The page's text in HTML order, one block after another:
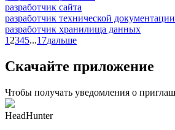
разработчик сайта
разработчик технической документации
разработчик хранилища данных
1 2345...17дальше
Скачайте приложение
Чтобы получать уведомления о
HeadHunter